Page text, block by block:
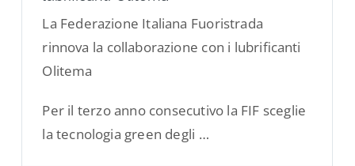
La Federazione Italiana Fuoristrada
rinnova la collaborazione con i lubrificanti
Olitema
Per il terzo anno consecutivo la FIF sceglie
la tecnologia green degli …